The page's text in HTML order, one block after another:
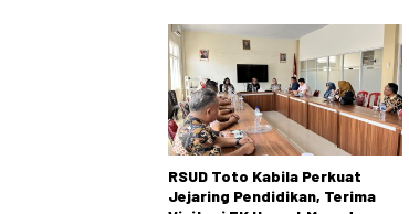
RSUD Toto Kabila Perkuat
Jejaring Pendidikan, Terima